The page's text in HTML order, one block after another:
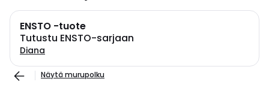
ENSTO -tuote
Tutustu ENSTO-sarjaan
Diana
Näytä murupolku